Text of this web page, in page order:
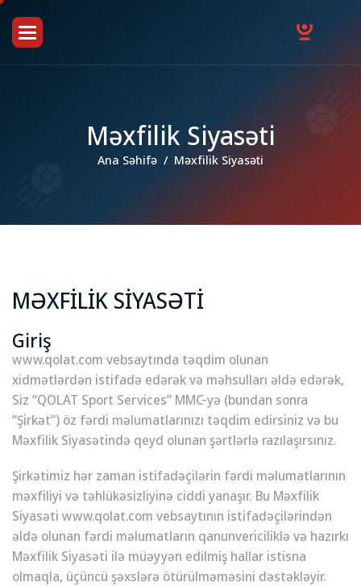
MəxfilikSiyasəti
Ana Səhifə Məxfilik Siyasəti
MƏXFİLİK SİYASƏTİ
Giriş
www.qolat.com vebsaytında təqdim olunan
xidmətlərdən istifadə edərək və məhsulları əldə edərək,
Siz “QOLAT Sport Services” MMC-yə (bundan sonra
“Şirkət”) öz fərdi məlumatlarınızı təqdim edirsiniz və bu
Məxfilik Siyasətində qeyd olunan şərtlərlə razılaşırsınız.
Şirkətimiz hər zaman istifadəçilərin fərdi məlumatlarının
məxfiliyi və təhlükəsizliyinə ciddi yanaşır. Bu Məxfilik
Siyasəti www.qolat.com vebsaytının istifadəçilərindən
əldə olunan fərdi məlumatların qanunvericiliklə və hazırkı
Məxfilik Siyasəti ilə müəyyən edilmiş hallar istisna
olmaqla, üçüncü şəxslərə ötürülməməsini dəstəkləyir.